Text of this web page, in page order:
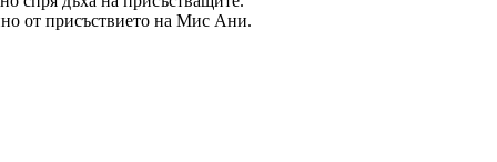
от присъствието на Мис Ани.